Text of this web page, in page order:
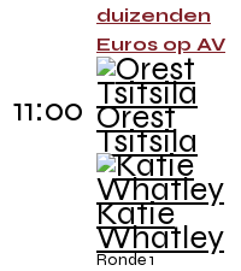
11:00
duizenden
Euros op AV
Orest
Tsitsila
Katie
Whatley
Ronde 1